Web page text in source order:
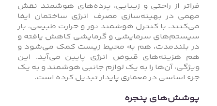
فراتر از راحتی و زیبایی، پرده‌های هوشمند نقش
مهمی در بهینه‌سازی مصرف انرژی ساختمان ایفا
می‌کنند. با کنترل هوشمند نور و حرارت طبیعی، بار
سیستم‌های سرمایشی و گرمایشی کاهش یافته و
در بلندمدت، هم به محیط زیست کمک می‌شود و
هم هزینه‌های قبوض انرژی پایین می‌آید. این
ویژگی، آن‌ها را به یک لوازم جانبی هوشمند و به یک
جزء اساسی در معماری پایدار تبدیل کرده است.
پوشش‌های پنجره